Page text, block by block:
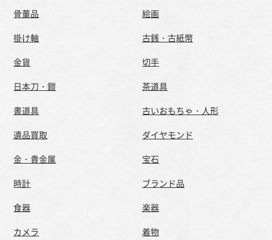
骨董品
絵画
掛け軸
古銭・古紙幣
金貨
切手
日本刀・鎧
茶道具
書道具
古いおもちゃ・人形
遺品買取
ダイヤモンド
金・貴金属
宝石
時計
ブランド品
食器
楽器
カメラ
着物